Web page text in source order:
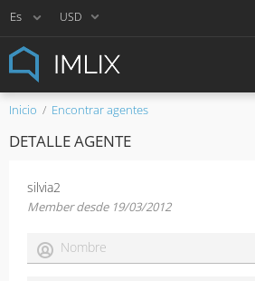
USD
Inicio Encontrar agentes
DETALLE AGENTE
silvia2
Member desde 19/03/2012